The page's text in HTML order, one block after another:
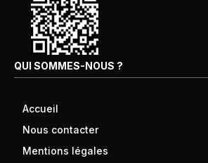
QUI SOMMES-NOUS ?
Accueil
Nous contacter
Mentions légales